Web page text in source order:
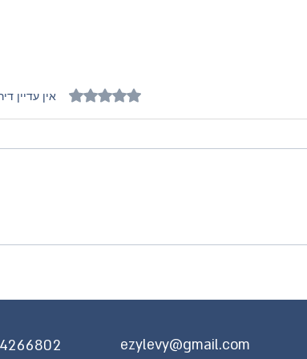
מי"ם אל ים
דירוג של 0 מתוך 5 כוכבים אין עדיין
ezylevy@gmail.com